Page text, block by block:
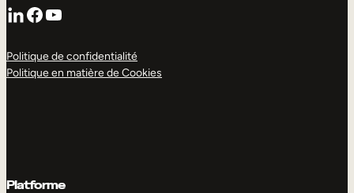
LinkedIn
Facebook
YouTube
Politique de confidentialité
Politique en matière de Cookies
Platforme